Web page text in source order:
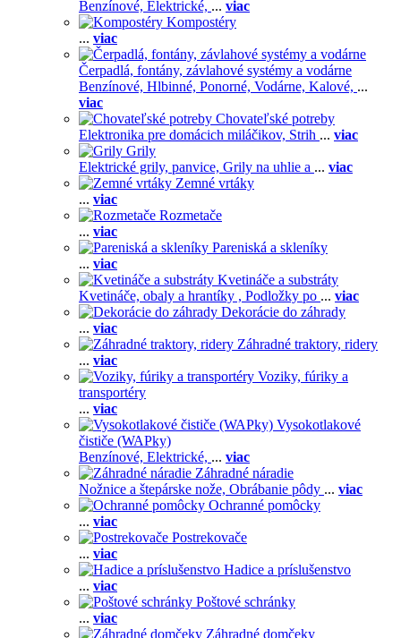
Benzínové, Elektrické, ... viac
Kompostéry
... viac
Čerpadlá, fontány, závlahové systémy a vodárne
Benzínové, Hlbinné, Ponorné, Vodárne, Kalové, ...
viac
Chovateľské potreby
Elektronika pre domácich miláčikov, Strih ... viac
Grily
Elektrické grily, panvice, Grily na uhlie a ... viac
Zemné vrtáky
... viac
Rozmetače
... viac
Pareniská a skleníky
... viac
Kvetináče a substráty
Kvetináče, obaly a hrantíky , Podložky po ... viac
Dekorácie do záhrady
... viac
Záhradné traktory, ridery
... viac
Voziky, fúriky a
transportéry
... viac
Vysokotlakové
čističe (WAPky)
Benzínové, Elektrické, ... viac
Záhradné náradie
Nožnice a štepárske nože, Obrábanie pôdy ... viac
Ochranné pomôcky
... viac
Postrekovače
... viac
Hadice a príslušenstvo
... viac
Poštové schránky
... viac
Záhradné domčeky